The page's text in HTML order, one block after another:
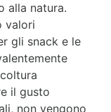
alla natura.
valori
gli snack e le
il gusto
non vengono